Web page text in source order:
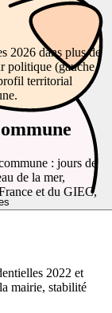
2026 dans plus de
politique (gauche,
territorial
: jours de
de la mer,
et du GIEC,
2022 et
mairie, stabilité